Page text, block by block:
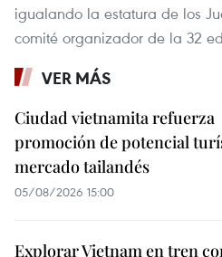
igualando la estatura de los
comité organizador de la 32
VER MÁS
Ciudad vietnamita refuerza
promoción de potencial
mercado tailandés
05/08/2026 15:00
Explorar Vietnam en tren